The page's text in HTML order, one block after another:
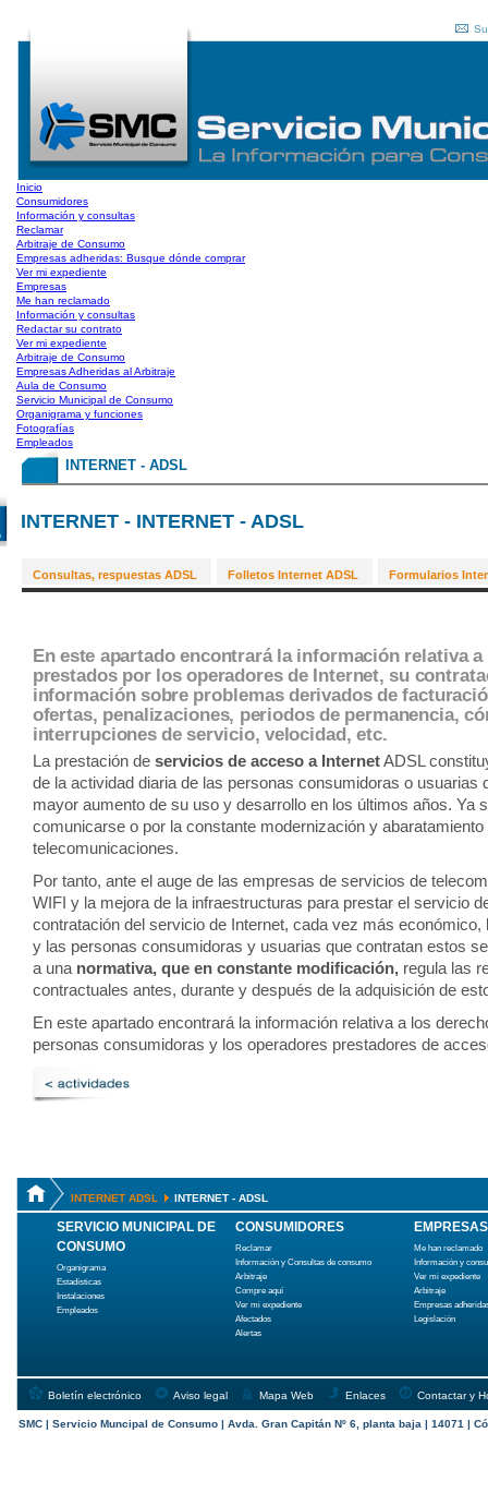
Inicio
Consumidores
Información y consultas
Reclamar
Arbitraje de Consumo
Empresas adheridas: Busque dónde comprar
Ver mi expediente
Empresas
Me han reclamado
Información y consultas
Redactar su contrato
Ver mi expediente
Arbitraje de Consumo
Empresas Adheridas al Arbitraje
Aula de Consumo
Servicio Municipal de Consumo
Organigrama y funciones
Fotografías
Empleados
INTERNET - ADSL
INTERNET - INTERNET - ADSL
Consultas, respuestas ADSL Folletos Internet ADSL Formularios
En este apartado encontrará la información relativa
prestados por los operadores de Internet, su
información sobre problemas derivados de
ofertas, penalizaciones, periodos de permanencia,
interrupciones de servicio, velocidad, etc.
La prestación de servicios de acceso a InternetADSL
de la actividad diaria de las personas consumidoras o usuarias
mayor aumento de su uso y desarrollo en los últimos años. Ya
comunicarse o por la constante modernización y
telecomunicaciones.
Por tanto, ante el auge de las empresas de servicios de
WIFI y la mejora de la infraestructuras para prestar el servicio
contratación del servicio de Internet, cada vez más económico,
y las personas consumidoras y usuarias que contratan estos
a una normativa, que en constante modificación,regula las
contractuales antes, durante y después de la adquisición de
En este apartado encontrará la información relativa a los
personas consumidoras y los operadores prestadores de
INTERNET ADSL INTERNET - ADSL
SERVICIO MUNICIPAL DE
CONSUMO
Organigrama
Estadísticas
Instalaciones
Empleados
CONSUMIDORES
Reclamar
Información y Consultas de consumo
Arbitraje
Compre aquí
Ver mi expediente
Afectados
Alertas
EMPRESAS
Me han reclamado
Información y
Ver mi expediente
Arbitraje
Empresas
Legislación
Boletín electrónico Aviso legal Mapa Web Enlaces Contactar y
SMC | Servicio Muncipal de Consumo | Avda. Gran Capitán Nº 6, planta baja | 14071 |